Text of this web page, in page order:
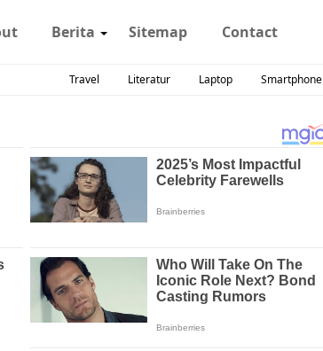
Berita Sitemap Contact
Travel Literatur Laptop Smartphone